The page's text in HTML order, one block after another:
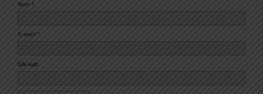
Nom *
E-mail *
Site web